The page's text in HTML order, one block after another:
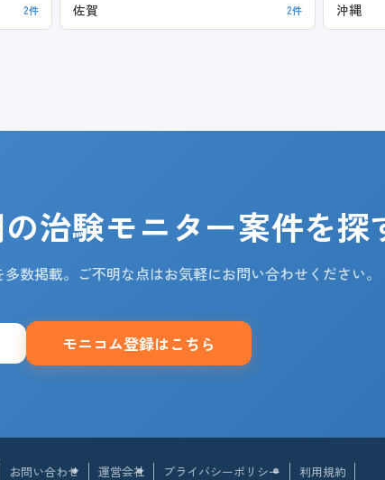
2件 佐賀 2件 沖縄
治験モニター案件を探
数掲載。ご不明な点はお気軽にお問い合わせください。
モニコム登録はこちら
お問い合わせ 運営会社 プライバシーポリシー 利用規約